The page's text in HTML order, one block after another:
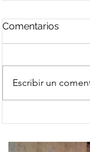
Comentarios
Escribir un